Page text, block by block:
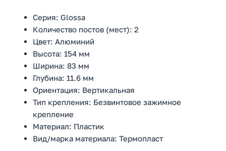
Серия: Glossa
Количество постов (мест): 2
Цвет: Алюминий
Высота: 154 мм
Ширина: 83 мм
Глубина: 11.6 мм
Ориентация: Вертикальная
Тип крепления: Безвинтовое зажимное
крепление
Материал: Пластик
Вид/марка материала: Термопласт